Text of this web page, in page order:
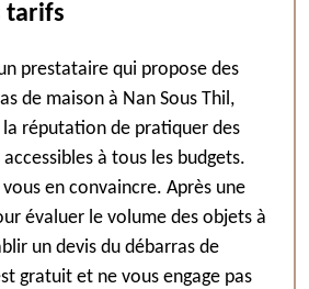
tarifs
prestataire qui propose des
de maison à Nan Sous Thil,
réputation de pratiquer des
à tous les budgets.
en convaincre. Après une
évaluer le volume des objets à
un devis du débarras de
gratuit et ne vous engage pas